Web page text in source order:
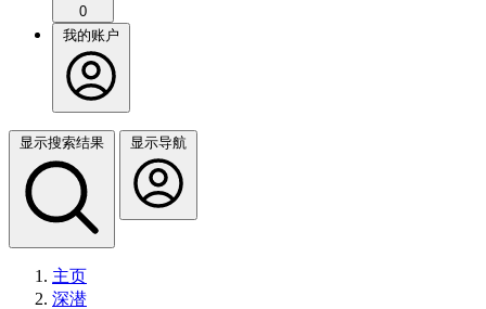
0
我的账户
显示搜索结果 显示导航
主页
深潜